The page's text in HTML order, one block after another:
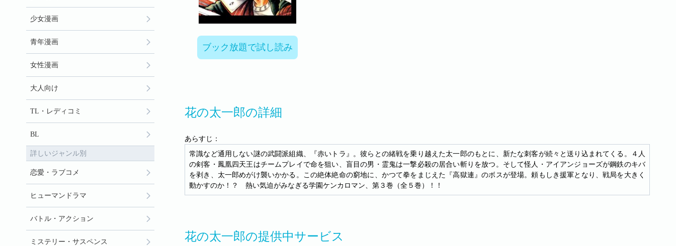
ブック放題で試し読み
花の太一郎の詳細
あらすじ：
常識など通用しない謎の武闘派組織、『赤いトラ』。彼らとの緒戦を乗り越えた太一郎のもとに、新たな刺客が続々と送り込まれてくる。４人
の剣客・鳳凰四天王はチームプレイで命を狙い、盲目の男・霊鬼は一撃必殺の居合い斬りを放つ。そして怪人・アイアンジョーズが鋼鉄のキバ
を剥き、太一郎めがけ襲いかかる。この絶体絶命の窮地に、かつて拳をまじえた『高獄連』のボスが登場。頼もしき援軍となり、戦局を大きく
動かすのか！？ 熱い気迫がみなぎる学園ケンカロマン、第３巻（全５巻）！！
花の太一郎の提供中サービス
少女漫画
青年漫画
女性漫画
大人向け
TL・レディコミ
BL
詳しいジャンル別
恋愛・ラブコメ
ヒューマンドラマ
バトル・アクション
ミステリー・サスペンス